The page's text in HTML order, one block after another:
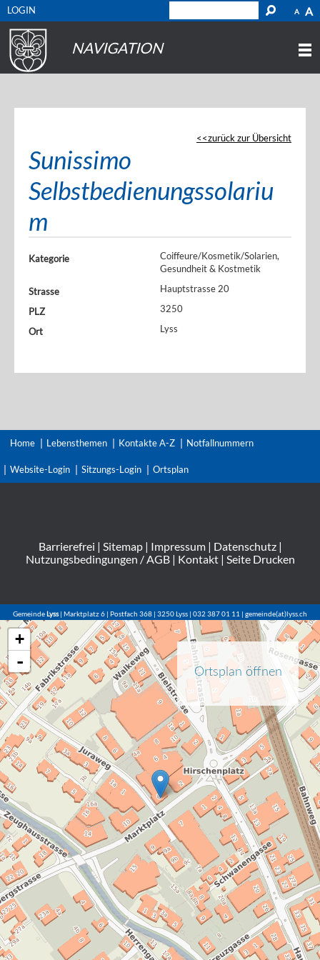
A A
LOGIN
NAVIGATION
zurück zur Übersicht
Sunissimo
Selbstbedienungssolariu
m
Kategorie
Coiffeure/Kosmetik/Solarien,
Gesundheit & Kostmetik
Strasse
Hauptstrasse 20
PLZ
3250
Ort
Lyss
Home Lebensthemen Kontakte A-Z Notfallnummern
Website-Login Sitzungs-Login Ortsplan
Barrierefrei | Sitemap| Impressum| Datenschutz|
Nutzungsbedingungen / AGB| Kontakt| Seite Drucken
GemeindeLyss| Marktplatz 6 | Postfach 368 | 3250 Lyss | 032 387 01 11 | gemeinde(at)lyss.ch